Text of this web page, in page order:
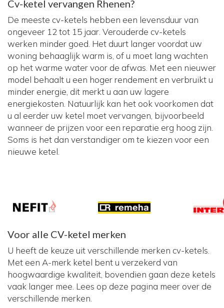
Cv-ketel vervangen Rhenen?
De meeste cv-ketels hebben een levensduur van
ongeveer 12 tot 15 jaar. Verouderde cv-ketels
werken minder goed. Het duurt langer voordat uw
woning behaaglijk warm is, of u moet lang wachten
op het warme water voor de afwas. Met een nieuwer
model behaalt u een hoger rendement en verbruikt u
minder energie, dit merkt u aan uw lagere
energiekosten. Natuurlijk kan het ook voorkomen dat
u al eerder uw ketel moet vervangen, bijvoorbeeld
wanneer de prijzen voor een reparatie erg hoog zijn.
Soms is het dan verstandiger om te kiezen voor een
nieuwe ketel.
Voor alle CV-ketel merken
U heeft de keuze uit verschillende merken cv-ketels.
Met een A-merk ketel bent u verzekerd van
hoogwaardige kwaliteit, bovendien gaan deze ketels
vaak langer mee. Lees op deze pagina meer over de
verschillende merken.